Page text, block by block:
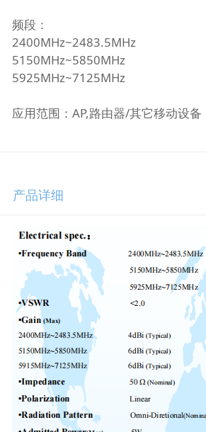
频段：
2400MHz~2483.5MHz
5150MHz~5850MHz
5925MHz~7125MHz
应用范围：AP,路由器/其它移动设备
产品详细